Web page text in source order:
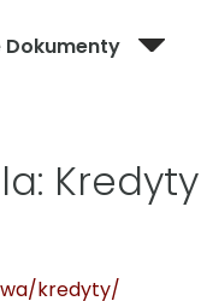
Dokumenty
Kredyty
kredyty/